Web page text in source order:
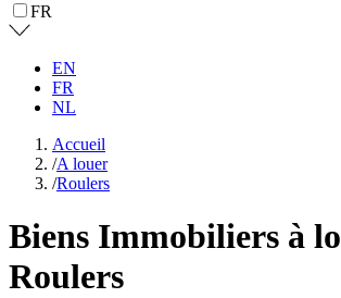
FR
EN
FR
NL
Accueil
/A louer
/Roulers
Biens Immobiliers à
Roulers